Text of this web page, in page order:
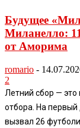
Будущее
Миланелло:
от Аморима
romario -
2
Летний сбор — это
отбора. На
вызвал 26